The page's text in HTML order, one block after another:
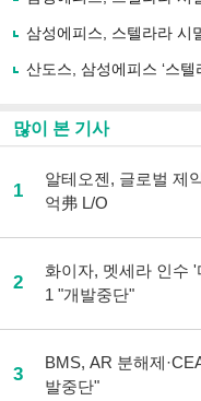
삼성에피스, 스텔라라 시
산도스, 삼성에피스 ‘스텔
많이 본 기사
1
알테오젠, 글로벌 제
억弗 L/O
2
화이자, 멧세라 인수
1 "개발중단"
3
BMS, AR 분해제
발중단"